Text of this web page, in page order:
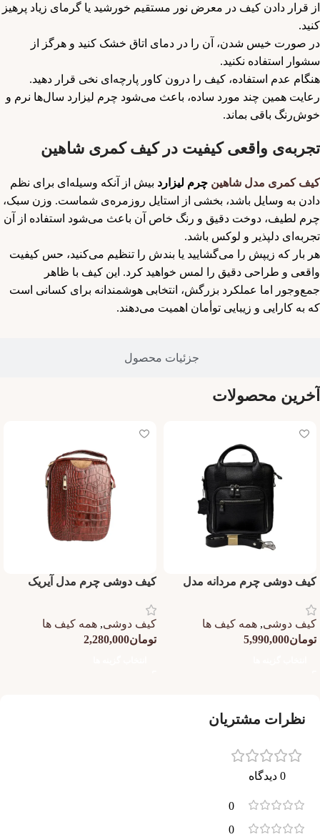
جزئیات محصول ​
از قرار دادن کیف در معرض نور مستقیم خورشید یا گرمای زیاد پرهیز
کنید.
در صورت خیس شدن، آن را در دمای اتاق خشک کنید و هرگز از
سشوار استفاده نکنید.
هنگام عدم استفاده، کیف را درون کاور پارچه‌ای نخی قرار دهید.
رعایت همین چند مورد ساده، باعث می‌شود چرم لیزارد سال‌ها نرم و
خوش‌رنگ باقی بماند.
تجربه‌ی واقعی کیفیت در کیف کمری شاهین
کیف کمری مدل شاهین چرم لیزارد بیش از آنكه وسیله‌ای برای نظم
دادن به وسایل باشد، بخشی از استایل روزمره‌ی شماست. وزن سبک،
چرم لطیف، دوخت دقیق و رنگ خاص آن باعث می‌شود استفاده از آن
تجربه‌ای دلپذیر و لوکس باشد.
هر بار که زیپش را می‌گشایید یا بندش را تنظیم می‌کنید، حس کیفیت
واقعی و طراحی دقیق را لمس خواهید کرد. این کیف با ظاهر
جمع‌وجور اما عملکرد بزرگش، انتخابی هوشمندانه برای کسانی است
که به کارایی و زیبایی توأمان اهمیت می‌دهند.
آخرین محصولات
کیف دوشی چرم مردانه مدل
کیف دوشی, همه کیف ها
تومان5,990,000
کیف دوشی چرم مدل آیریک
کیف دوشی, همه کیف ها
تومان2,280,000
نظرات مشتریان
0 دیدگاه
0
0